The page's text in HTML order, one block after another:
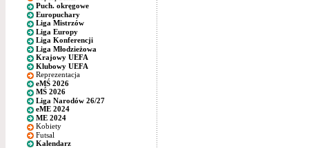
Puch. okręgowe
Europuchary
Liga Mistrzów
Liga Europy
Liga Konferencji
Liga Młodzieżowa
Krajowy UEFA
Klubowy UEFA
Reprezentacja
eMŚ 2026
MŚ 2026
Liga Narodów 26/27
eME 2024
ME 2024
Kobiety
Futsal
Kalendarz